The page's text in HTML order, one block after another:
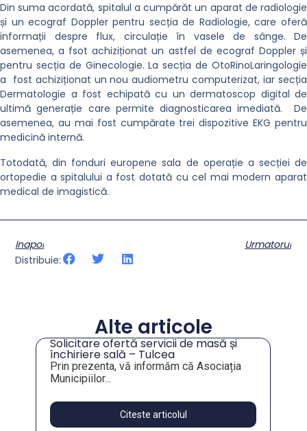
Din suma acordată, spitalul a cumpărăt un aparat de radiologie
și un ecograf Doppler pentru secția de Radiologie, care oferă
informații despre flux, circulație în vasele de sânge. De
asemenea, a fsot achiziționat un astfel de ecograf Doppler și
pentru secția de Ginecologie. La secția de OtoRinoLaringologie
a fost achiziționat un nou audiometru computerizat, iar secția
Dermatologie a fost echipată cu un dermatoscop digital de
ultimă generație care permite diagnosticarea imediată. De
asemenea, au mai fost cumpărate trei dispozitive EKG pentru
medicină internă.
Totodată, din fonduri europene sala de operație a secției de
ortopedie a spitalului a fost dotată cu cel mai modern aparat
medical de imagistică.
Inapoi
Urmatorul
Distribuie:
Alte articole
Solicitare ofertă servicii de masă și
închiriere sală – Tulcea
Prin prezenta, vă informăm că Asociația
Municipiilor...
Citeste articolul